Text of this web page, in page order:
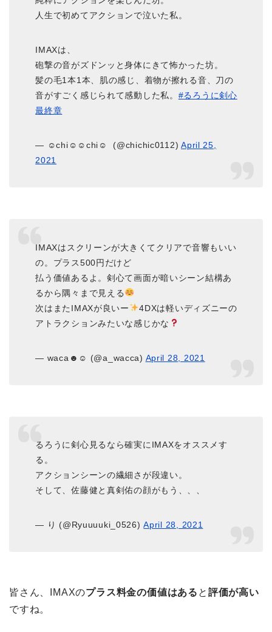
人生で初めてアクションで泣いた私。
IMAXは、
砲撃の音がズドンッと身体にきて怖かった坊。
髪の毛1本1本、肌の感じ、着物が擦れる音、刀の
音がすごく感じられて感動した私。 #るろうに剣心
最終章
— ☺︎chi☺︎☺︎chi☺︎ ︎ (@chichic0112)April 25,
2021
IMAXはスクリーンが大きくてクリアで音響もいい
の。プラス500円だけど
払う価値あるよ。剣心て画面が暗いシーン結構あ
るから隅々まで見える
次はまたIMAXが良いー
4DXは軽いディズニーの
アトラクションみたいな感じかな
— waca☻☺︎ (@a_wacca) April 28, 2021
るろうに剣心見るなら確実にIMAXをオススメす
る。
アクションシーンの繊細さが段違い。
そして、佐藤健と真剣佑の顔がもう、、、
— り (@Ryuuuuki_0526)April 28, 2021
皆さん、IMAXのプラス料金の価値はある と 評価が高い
ですね。